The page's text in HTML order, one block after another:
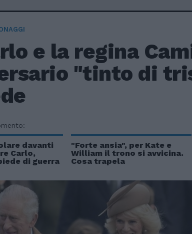
e la regina
"tinto di
davanti
Carlo,
di guerra
"Forte ansia", per Kate e
William il trono si avvicina.
Cosa trapela